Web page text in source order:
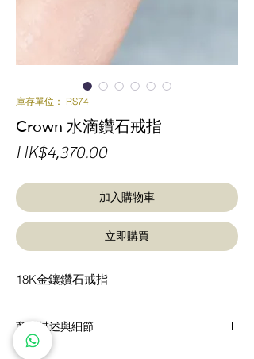
庫存單位： RS74
Crown 水滴鑽石戒指
HK$4,370.00價
加入購物車
立即購買
18K金鑲鑽石戒指
商品描述與細節
18K 金鑲圓形明亮式切割鑽石